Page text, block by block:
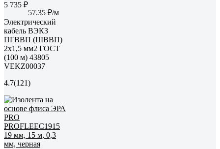
5 735 ₽
57.35 ₽/м
Электрический
кабель ВЭКЗ
ПГВВП (ШВВП)
2x1,5 мм2 ГОСТ
(100 м) 43805
VEKZ00037
4.7(121)